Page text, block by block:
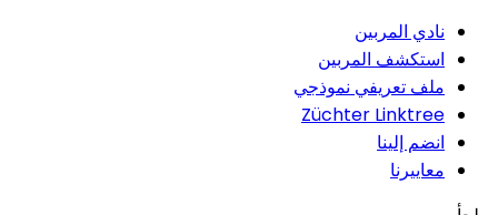
نادي المربين
استكشف المربين
ملف تعريفي نموذجي
Züchter Linktree
انضم إلينا
معاييرنا